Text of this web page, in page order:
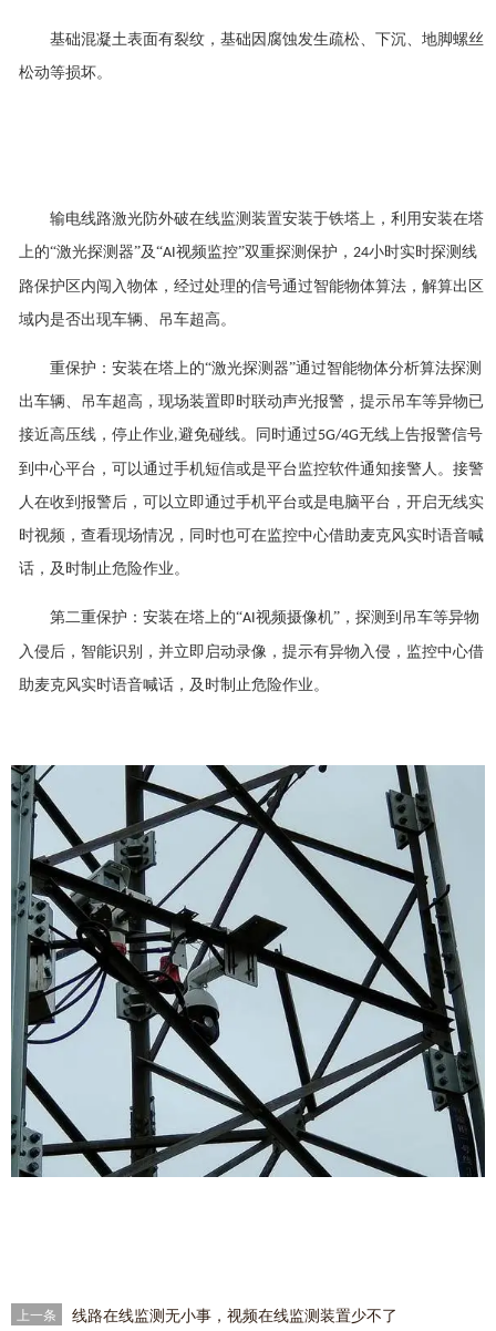
基础混凝土表面有裂纹，基础因腐蚀发生疏松、下沉、地脚螺丝
松动等损坏。
输电线路激光防外破在线监测装置安装于铁塔上，利用安装在塔
上的“激光探测器”及“AI视频监控”双重探测保护， 24小时实时探测线
路保护区内闯入物体，经过处理的信号通过智能物体算法，解算出区
域内是否出现车辆、吊车超高。
重保护：安装在塔上的“激光探测器”通过智能物体分析算法探测
出车辆、吊车超高，现场装置即时联动声光报警，提示吊车等异物已
接近高压线，停止作业,避免碰线。同时通过5G/4G无线上告报警信号
到中心平台，可以通过手机短信或是平台监控软件通知接警人。接警
人在收到报警后，可以立即通过手机平台或是电脑平台，开启无线实
时视频，查看现场情况，同时也可在监控中心借助麦克风实时语音喊
话，及时制止危险作业。
第二重保护：安装在塔上的“AI视频摄像机”，探测到吊车等异物
入侵后，智能识别，并立即启动录像，提示有异物入侵，监控中心借
助麦克风实时语音喊话，及时制止危险作业。
上一条 线路在线监测无小事，视频在线监测装置少不了